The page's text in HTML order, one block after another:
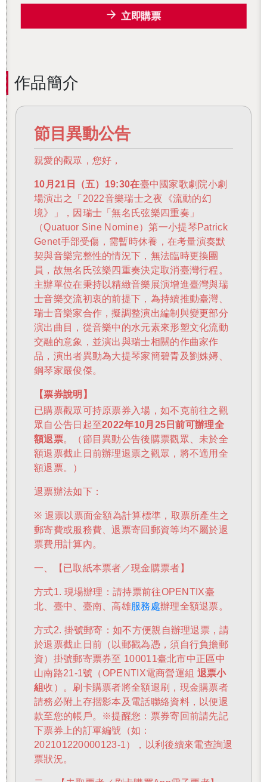
立即購票
作品簡介
節目異動公告
親愛的觀眾，您好，
10月21日（五）19:30在臺中國家歌劇院小劇
場演出之「2022音樂瑞士之夜《流動的幻
境》」，因瑞士「無名氏弦樂四重奏」
（Quatuor Sine Nomine）第一小提琴Patrick
Genet手部受傷，需暫時休養，在考量演奏默
契與音樂完整性的情況下，無法臨時更換團
員，故無名氏弦樂四重奏決定取消臺灣行程。
主辦單位在秉持以精緻音樂展演增進臺灣與瑞
士音樂交流初衷的前提下，為持續推動臺灣、
瑞士音樂家合作，擬調整演出編制與變更部分
演出曲目，從音樂中的水元素來形塑文化流動
交融的意象，並演出與瑞士相關的作曲家作
品，演出者異動為大提琴家簡碧青及劉姝嫥、
鋼琴家嚴俊傑。
【票券說明】
已購票觀眾可持原票券入場，如不克前往之觀
眾自公告日起至2022年10月25日前可辦理全
額退票。（節目異動公告後購票觀眾、未於全
額退票截止日前辦理退票之觀眾，將不適用全
額退票。）
退票辦法如下：
※ 退票以票面金額為計算標準，取票所產生之
郵寄費或服務費、退票寄回郵資等均不屬於退
票費用計算內。
一、【已取紙本票者／現金購票者】
方式1. 現場辦理：請持票前往OPENTIX臺
北、臺中、臺南、高雄服務處辦理全額退票。
方式2. 掛號郵寄：如不方便親自辦理退票，請
於退票截止日前（以郵戳為憑，須自行負擔郵
資）掛號郵寄票券至 100011臺北市中正區中
山南路21-1號（OPENTIX電商營運組 退票小
組收）。刷卡購票者將全額退刷，現金購票者
請務必附上存摺影本及電話聯絡資料，以便退
款至您的帳戶。※提醒您：票券寄回前請先記
下票券上的訂單編號（如：
202101220000123-1），以利後續來電查詢退
票狀況。
還沒加入會員